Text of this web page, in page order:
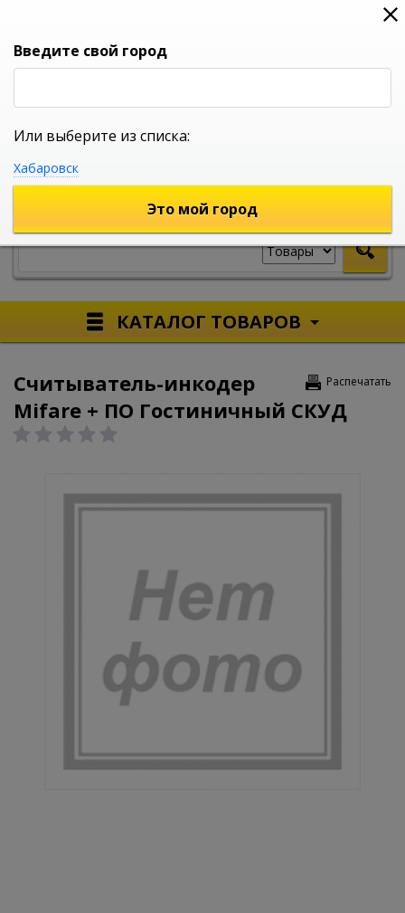
0
УНИВЕРСАЛЬНЫЙ ИНТЕРНЕТ МАГАЗИН
КАТАЛОГ ТОВАРОВ
Распечатать
Считыватель-инкодер
Mifare + ПО Гостиничный СКУД
Введите свой город
Или выберите из списка:
Хабаровск
Это мой город